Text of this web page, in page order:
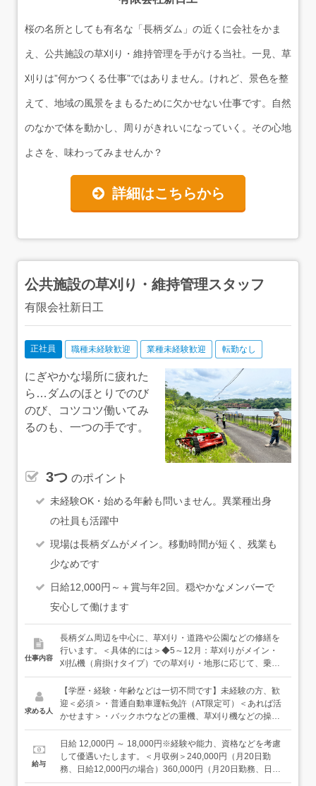
桜の名所としても有名な「長柄ダム」の近くに会社をかま
え、公共施設の草刈り・維持管理を手がける当社。一見、草
刈りは”何かつくる仕事”ではありません。けれど、景色を整
えて、地域の風景をまもるために欠かせない仕事です。自然
のなかで体を動かし、周りがきれいになっていく。その心地
よさを、味わってみませんか？
詳細はこちらから
公共施設の草刈り・維持管理スタッフ
有限会社新日工
正社員 職種未経験歓迎 業種未経験歓迎 転勤なし
にぎやかな場所に疲れた
ら…ダムのほとりでのび
のび、コツコツ働いてみ
るのも、一つの手です。
3つ のポイント
未経験OK・始める年齢も問いません。異業種出身
の社員も活躍中
現場は長柄ダムがメイン。移動時間が短く、残業も
少なめです
日給12,000円～＋賞与年2回。穏やかなメンバーで
安心して働けます
仕事内容
長柄ダム周辺を中心に、草刈り・道路や公園などの修繕を
行います。＜具体的には＞◆5～12月：草刈りがメイン・
刈払機（肩掛けタイプ）での草刈り・地形に応じて、乗
用、ラジコン式の草刈り機を使用・刈った草の集積、片付
け◆1～4月：道路・公園などの公共施設の修繕がメイン・
舗装の補修（穴埋め、ならし）・壊れた場所の応急修繕・
フェンス、柵の交換などほか、頻度は高くありませんが、
に携わることもあります。＜入社後は＞先輩社員が基本的
なことから、丁寧にお仕事をお教えします。まずは刈った
草の片付けや現場の清掃など、できることから始めていき
求める人
【学歴・経験・年齢などは一切不問です】未経験の方、歓
迎＜必須＞・普通自動車運転免許（AT限定可）＜あれば活
かせます＞・バックホウなどの重機、草刈り機などの操作
経験がある方・中型自動車免許をお持ちの方・現場作業の
経験をお持ちの方★上記はあくまで歓迎条件です。なくて
も全く問題ありません！＜こんな方に向いています＞・外
で作業するのが好きな方・体を動かすことが好きな方・自
給与
日給 12,000円 ～ 18,000円※経験や能力、資格などを考慮
して優遇いたします。＜月収例＞240,000円（月20日勤
務、日給12,000円の場合）360,000円（月20日勤務、日給
18,000円の場合）＜年収例＞400万円（入社3年目、40